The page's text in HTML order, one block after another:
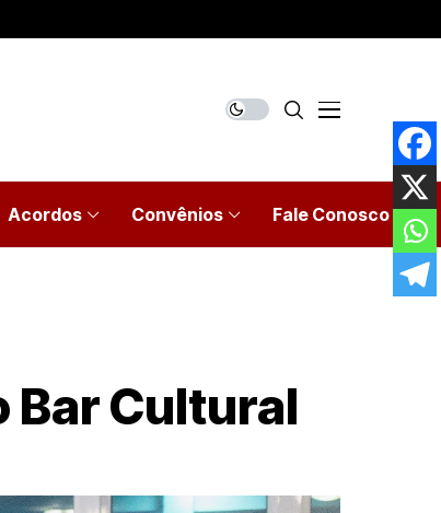
Acordos Convênios Fale Conosco
Bar Cultural